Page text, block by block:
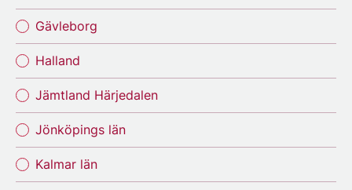
Gävleborg
Halland
Jämtland Härjedalen
Jönköpings län
Kalmar län